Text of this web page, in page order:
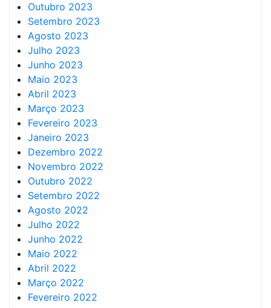
Outubro 2023
Setembro 2023
Agosto 2023
Julho 2023
Junho 2023
Maio 2023
Abril 2023
Março 2023
Fevereiro 2023
Janeiro 2023
Dezembro 2022
Novembro 2022
Outubro 2022
Setembro 2022
Agosto 2022
Julho 2022
Junho 2022
Maio 2022
Abril 2022
Março 2022
Fevereiro 2022